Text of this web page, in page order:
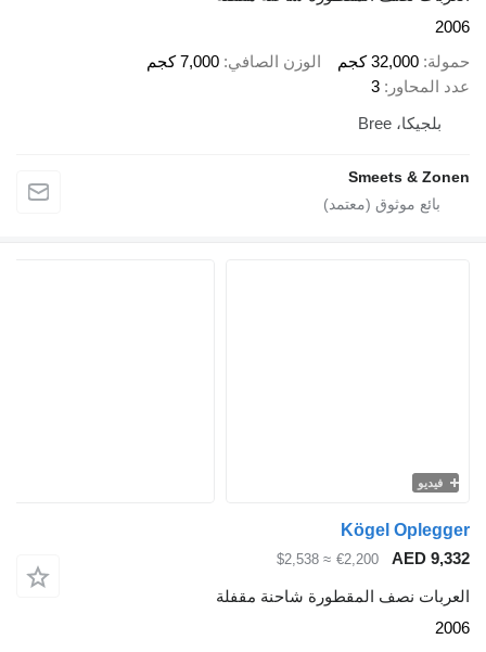
2006
حمولة 32,000 كجم الوزن الصافي 7,000 كجم
عدد المحاور
3
بلجيكا، Bree
Smeets & Zonen
فيديو
Kögel Oplegger
AED 9,332
€2,200
≈ $2,538
العربات نصف المقطورة شاحنة مقفلة
2006